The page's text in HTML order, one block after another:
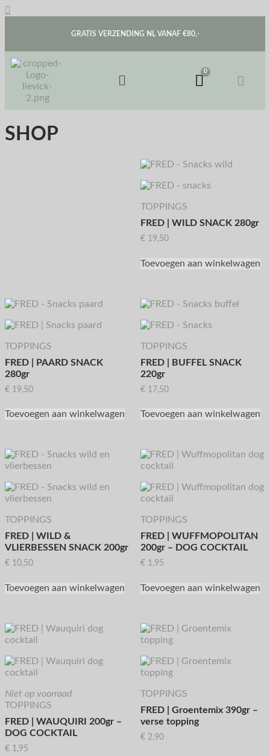
GRATIS VERZENDING NL VANAF €80,-
SHOP
TOPPINGS
FRED | WILD SNACK 280gr
€19,50
Toevoegen aan winkelwagen
TOPPINGS
FRED | PAARD SNACK
280gr
€ 19,50
Toevoegen aan winkelwagen
TOPPINGS
FRED | BUFFEL SNACK
220gr
€17,50
Toevoegen aan winkelwagen
TOPPINGS
FRED | WILD &
VLIERBESSEN SNACK 200gr
€ 10,50
Toevoegen aan winkelwagen
TOPPINGS
FRED | WUFFMOPOLITAN
200gr – DOG COCKTAIL
€1,95
Toevoegen aan winkelwagen
Niet op voorraad
TOPPINGS
FRED | WAUQUIRI 200gr –
DOG COCKTAIL
€ 1,95
TOPPINGS
FRED | Groentemix 390gr –
verse topping
€2,90